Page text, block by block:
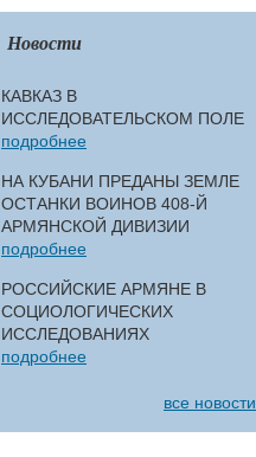
Новости
КАВКАЗ В
ИССЛЕДОВАТЕЛЬСКОМ ПОЛЕ
подробнее
НА КУБАНИ ПРЕДАНЫ ЗЕМЛЕ
ОСТАНКИ ВОИНОВ 408-Й
АРМЯНСКОЙ ДИВИЗИИ
подробнее
РОССИЙСКИЕ АРМЯНЕ В
СОЦИОЛОГИЧЕСКИХ
ИССЛЕДОВАНИЯХ
подробнее
все новости